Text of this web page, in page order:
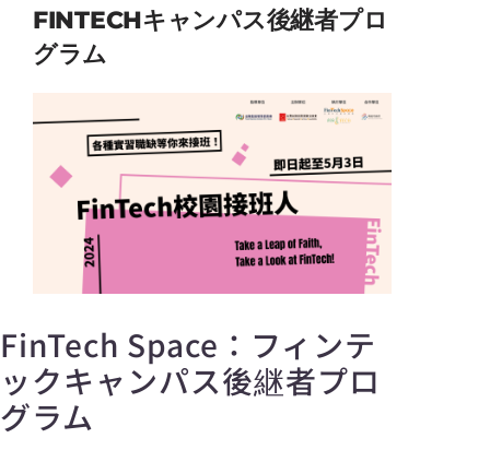
FINTECHキャンパス後継者プロ
グラム
FinTech Space：フィンテ
ックキャンパス後継者プロ
グラム